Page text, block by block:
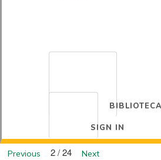
BIBLIOTECA
SIGN IN
Previous 2 / 24
Next